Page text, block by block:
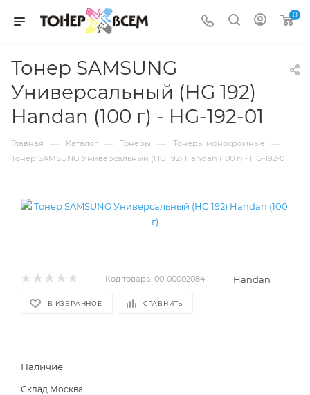
0
Тонер SAMSUNG
Универсальный (HG 192)
Handan (100 г) - HG-192-01
Главная — Каталог — Тонеры — Тонеры монохромные —
Тонер SAMSUNG Универсальный (HG 192) Handan (100 г) - HG-192-01
Код товара: 00-00002084 Handan
В ИЗБРАННОЕ СРАВНИТЬ
Наличие
Склад Москва